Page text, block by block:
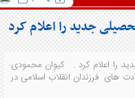
جدید را اعلام کرد
را اعلام کرد . کیوان محمودی
فرزندان انقلاب اسلامی در